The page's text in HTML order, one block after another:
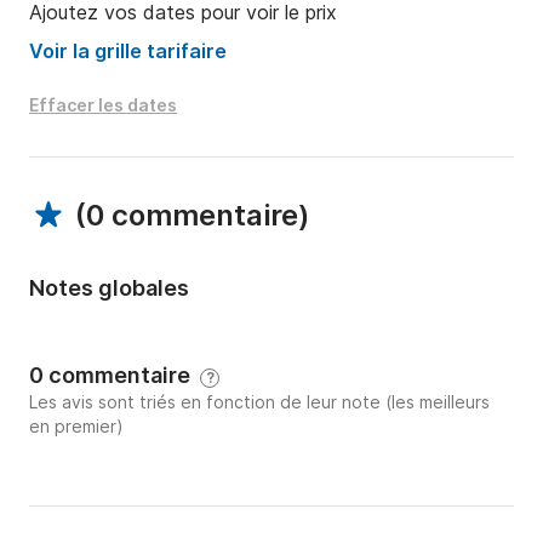
• Prise électrique 220 V même au mouillage (système
solaire EcoFlow)
• Cuisine entièrement équipée
• Annexe
• Masques et palmes de snorkeling
qui souhaitent profiter pleinement de la mer sans
soucis.
? Remarque :
Ajoutez vos dates pour voir le prix
Voir la grille tarifaire
Effacer les dates
(0 commentaire)
Notes globales
0 commentaire ?
Les avis sont triés en fonction de leur note (les meilleurs
en premier)